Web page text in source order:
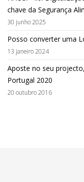
chave da Segurança
30 junho 2025
Posso converter uma
13 janeiro 2024
Aposte no seu
Portugal 2020
20 outubro 2016